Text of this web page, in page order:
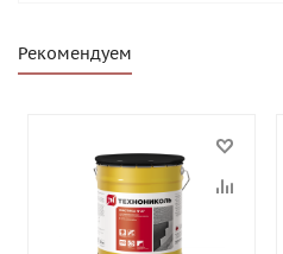
Рекомендуем